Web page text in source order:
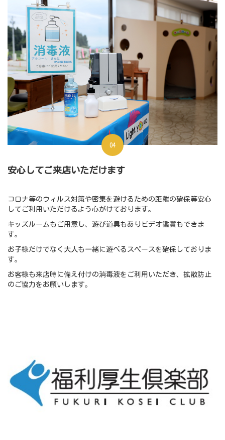
04
安心してご来店いただけます
コロナ等のウィルス対策や密集を避けるための距離の確保等安心
してご利用いただけるよう心がけております。
キッズルームもご用意し、遊び道具もありビデオ鑑賞もできま
す。
お子様だけでなく大人も一緒に遊べるスペースを確保しておりま
す。
お客様も来店時に備え付けの消毒液をご利用いただき、拡散防止
のご協力をお願いします。